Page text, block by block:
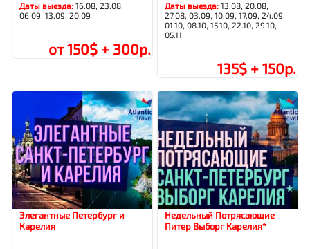
Даты выезда:16.08, 23.08,
06.09, 13.09, 20.09
от 150$ + 300р.
Даты выезда:13.08, 20.08,
27.08, 03.09, 10.09, 17.09, 24.09,
01.10, 08.10, 15.10, 22.10, 29.10,
05.11
135$ + 150р.
Элегантные Петербург и
Карелия
Недельный Потрясающие
Питер Выборг Карелия*